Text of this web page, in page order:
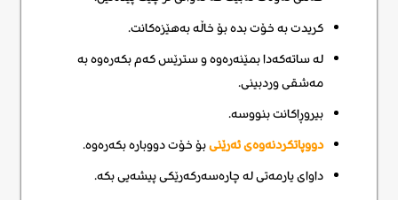
کریدت بە خۆت بدە بۆ خاڵە بەهێزەکانت.
لە ساتەکەدا بمێنەرەوە و سترێس کەم بکەرەوە بە
مەشقی وردبینی.
بیروڕاکانت بنووسە.
دووپاتکردنەوەی ئەرێنیبۆ خۆت دووبارە بکەرەوە.
داوای یارمەتی لە چارەسەرکەرێکی پیشەیی بکە.